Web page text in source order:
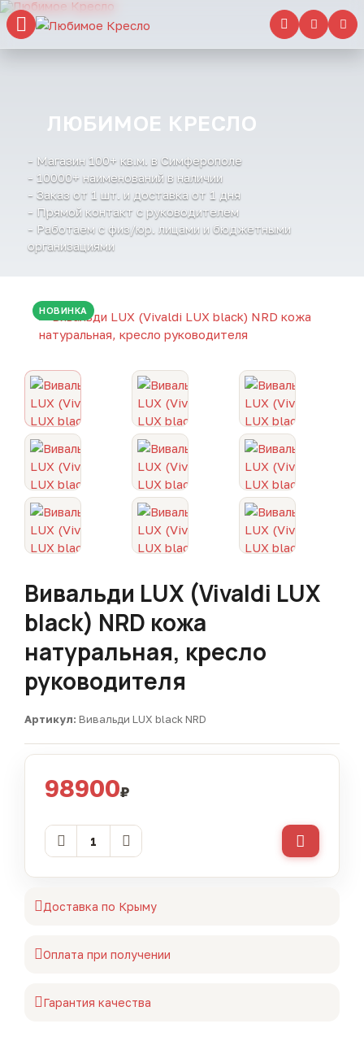
ЛЮБИМОЕ КРЕСЛО
- Магазин 100+ кв.м. в Симферополе
- 10000+ наименований в наличии
- Заказ от 1 шт. и доставка от 1 дня
- Прямой контакт с руководителем
- Работаем с физ/юр. лицами и бюджетными
организациями
НОВИНКА
Вивальди LUX (Vivaldi LUX
black) NRD кожа
натуральная, кресло
руководителя
Артикул: Вивальди LUX black NRD
98900₽
Доставка по Крыму
Оплата при получении
Гарантия качества